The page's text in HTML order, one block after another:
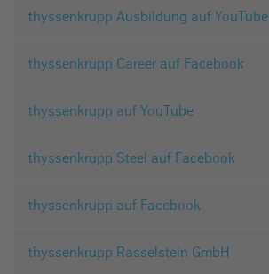
thyssenkrupp Ausbildung auf YouTube
thyssenkrupp Career auf Facebook
thyssenkrupp auf YouTube
thyssenkrupp Steel auf Facebook
thyssenkrupp auf Facebook
thyssenkrupp Rasselstein GmbH